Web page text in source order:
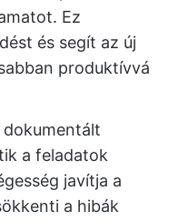
Ez
és segít az új
produktívvá
dokumentált
a feladatok
javítja a
a hibák